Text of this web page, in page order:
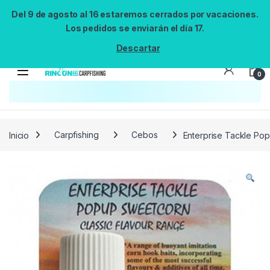
Del 9 de agosto al 16 estaremos cerrados por vacaciones.
Los pedidos se enviarán el día 17.
Descartar
0
Inténtalo de nuevo.
Reintentar